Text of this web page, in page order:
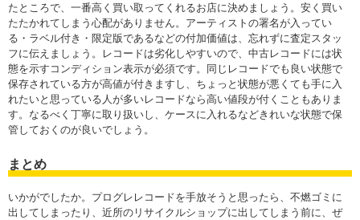
たところで、一番高く買い取ってくれるお店に決めましょう。安く買い
たたかれてしまう心配がありません。アーティストの署名が入ってい
る・ラベル付き・限定版であるなどの付加価値は、忘れずに査定スタッ
フに伝えましょう。レコードは劣化しやすいので、中古レコードには状
態を示すコンディション表示が必須です。同じレコードでも良い状態で
保存されている方が高値が付きますし、ちょっと状態が悪くても手に入
れたいと思っている人が多いレコードなら高い値段が付くこともありま
す。なるべく丁寧に取り扱いし、ケースに入れるなどきれいな状態で保
管しておくのが良いでしょう。
まとめ
いかがでしたか。プログレレコードを手放そうと思ったら、不燃ゴミに
出してしまったり、近所のリサイクルショップに出してしまう前に、ぜ